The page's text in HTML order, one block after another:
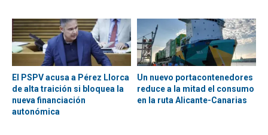
El PSPV acusa a Pérez Llorca
de alta traición si bloquea la
nueva financiación
autonómica
Un nuevo portacontenedores
reduce a la mitad el consumo
en la ruta Alicante-Canarias